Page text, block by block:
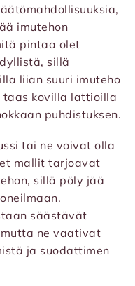
imutehon
pintaa olet
sillä
liian suuri imuteho
taas kovilla lattioilla
puhdistuksen.
tai ne voivat olla
mallit tarjoavat
sillä pöly jää
säästävät
ne vaativat
ja suodattimen